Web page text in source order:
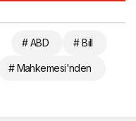
# ABD # Bill
# Mahkemesi'nden